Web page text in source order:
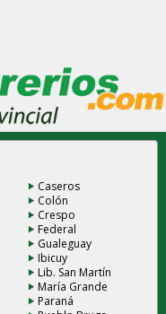
Caseros
Colón
Crespo
Federal
Gualeguay
Ibicuy
Lib. San Martín
María Grande
Paraná